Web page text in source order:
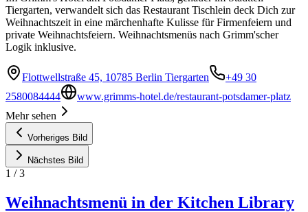
Tiergarten, verwandelt sich das Restaurant Tischlein deck Dich zur
Weihnachtszeit in eine märchenhafte Kulisse für Firmenfeiern und
private Weihnachtsfeiern. Weihnachtsmenüs nach Grimm'scher
Logik inklusive.
Flottwellstraße 45, 10785 Berlin Tiergarten
+49 30
2580084444
www.grimms-hotel.de/restaurant-potsdamer-platz
Mehr sehen
Vorheriges Bild
Nächstes Bild
1 /3
Weihnachtsmenü in der Kitchen Library